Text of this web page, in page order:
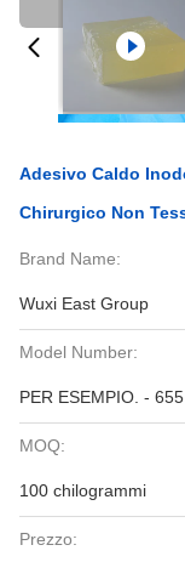
Adesivo Caldo
Chirurgico Non
Brand Name:
Wuxi East Group
Model Number:
PER ESEMPIO. - 655
MOQ:
100 chilogrammi
Prezzo: